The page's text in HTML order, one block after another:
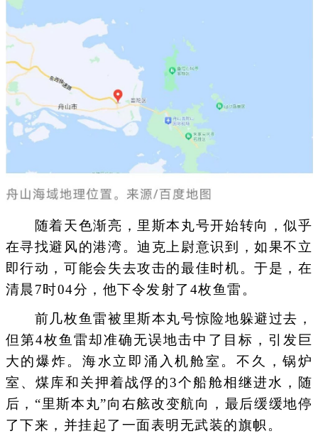
随着天色渐亮，里斯本丸号开始转向，似乎
在寻找避风的港湾。迪克上尉意识到，如果不立
即行动，可能会失去攻击的最佳时机。于是，在
清晨7时04分，他下令发射了4枚鱼雷。
前几枚鱼雷被里斯本丸号惊险地躲避过去，
但第4枚鱼雷却准确无误地击中了目标，引发巨
大的爆炸。海水立即涌入机舱室。不久，锅炉
室、煤库和关押着战俘的3个船舱相继进水，随
后，“里斯本丸”向右舷改变航向，最后缓缓地停
了下来，并挂起了一面表明无武装的旗帜。